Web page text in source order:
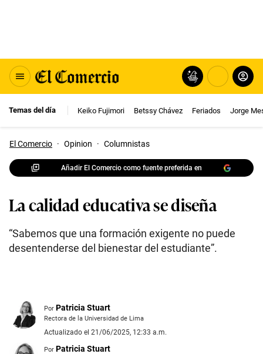
Temas del día Keiko Fujimori Betssy Chávez Feriados Jorge
El Comercio · Opinion · Columnistas
Añadir El Comercio como fuente preferida en
La calidad educativa se diseña
“Sabemos que una formación exigente no puede
desentenderse del bienestar del estudiante”.
Por Patricia Stuart
Rectora de la Universidad de Lima
Actualizado el 21/06/2025, 12:33 a.m.
Por Patricia Stuart